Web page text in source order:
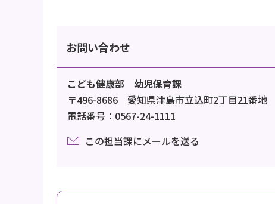
お問い合わせ
こども健康部 幼児保育課
〒496-8686 愛知県津島市立込町2丁目21番地
電話番号：0567-24-1111
この担当課にメールを送る